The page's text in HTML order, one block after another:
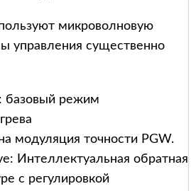
микроволновую
управления существенно
базовый режим
модуляция точности PGW.
Интеллектуальная обратная
с регулировкой